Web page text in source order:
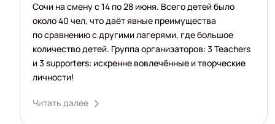
Сочи на смену с 14 по 28 июня. Всего детей было
около 40 чел, что даёт явные преимущества
по сравнению с другими лагерями, где большое
количество детей. Группа организаторов: 3 Teachers
и 3 supporters: искренне вовлечённые и творческие
личности!
Читать далее